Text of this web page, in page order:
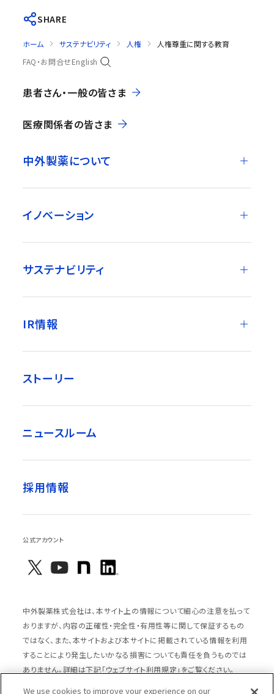
SHARE
ホーム サステナビリティ 人権
人権尊重に関する教育
FAQ・お問合せEnglish
患者さん・一般の皆さま
医療関係者の皆さま
中外製薬について
イノベーション
サステナビリティ
IR情報
ストーリー
ニュースルーム
採用情報
公式アカウント
中外製薬株式会社は、本サイト上の情報について細心の注意を払って
おりますが、内容の正確性・完全性・有用性等に関して保証するもの
ではなく、また、本サイトおよび本サイトに掲載されている情報を利用
することにより発生したいかなる損害についても責任を負うものでは
ありません。詳細は下記「ウェブサイト利用規定」をご覧ください。
We use cookies to improve your experience on our